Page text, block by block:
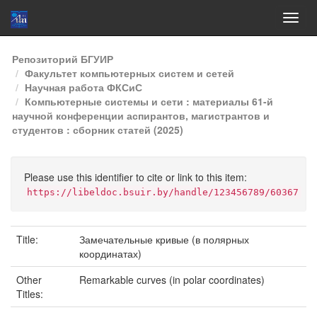
Skip
navigation
Репозиторий БГУИР
Факультет компьютерных систем и сетей
Научная работа ФКСиС
Компьютерные системы и сети : материалы 61-й
научной конференции аспирантов, магистрантов и
студентов : сборник статей (2025)
Please use this identifier to cite or link to this item:
https://libeldoc.bsuir.by/handle/123456789/60367
Title:
Замечательные кривые (в полярных
координатах)
Other
Titles:
Remarkable curves (in polar coordinates)